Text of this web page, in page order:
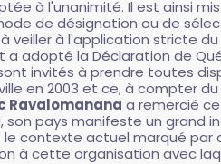
à l'unanimité. Il est ainsi
de désignation ou de
veiller à l'application stricte du
a adopté la Déclaration de
invités à prendre toutes
en 2003 et ce, à compter du
Ravalomanana a remercié
pays manifeste un grand
contexte actuel marqué par
à cette organisation avec